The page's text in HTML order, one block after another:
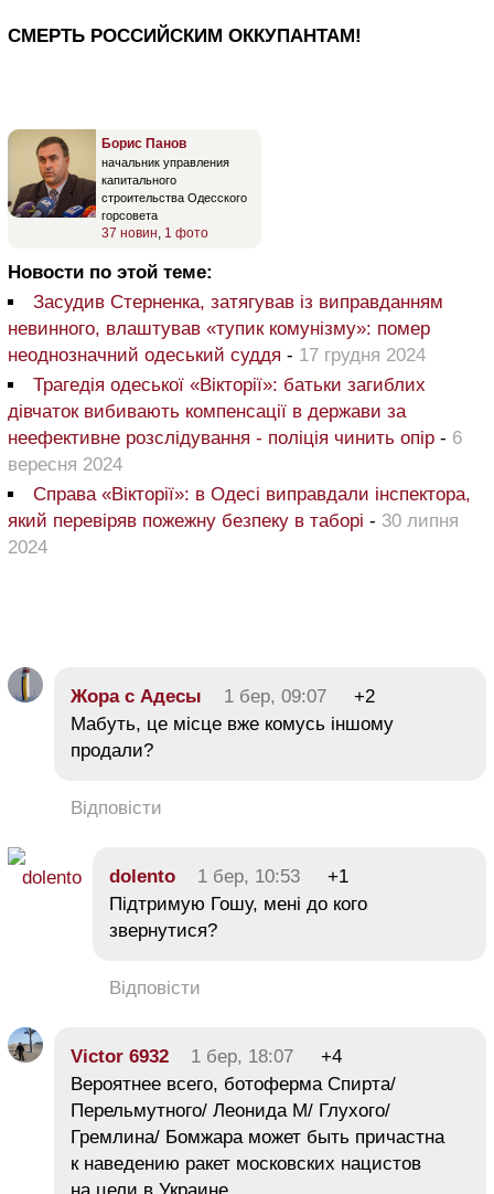
СМЕРТЬ РОССИЙСКИМ ОККУПАНТАМ!
Борис Панов
начальник управления
капитального
строительства Одесского
горсовета
37 новин, 1 фото
Новости по этой теме:
Засудив Стерненка, затягував із виправданням
невинного, влаштував «тупик комунізму»: помер
неоднозначний одеський суддя - 17 грудня 2024
Трагедія одеської «Вікторії»: батьки загиблих
дівчаток вибивають компенсації в держави за
неефективне розслідування - поліція чинить опір - 6
вересня 2024
Справа «Вікторії»: в Одесі виправдали інспектора,
який перевіряв пожежну безпеку в таборі - 30 липня
2024
Жора с Адесы 1 бер, 09:07
+2
Мабуть, це місце вже комусь іншому
продали?
Відповісти
dolento 1 бер, 10:53
+1
Підтримую Гошу, мені до кого
звернутися?
Відповісти
Victor 6932 1 бер, 18:07
+4
Вероятнее всего, ботоферма Спирта/
Перельмутного/ Леонида М/ Глухого/
Гремлина/ Бомжара может быть причастна
к наведению ракет московских нацистов